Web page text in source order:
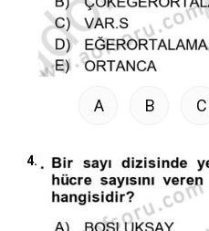
A B C
4.